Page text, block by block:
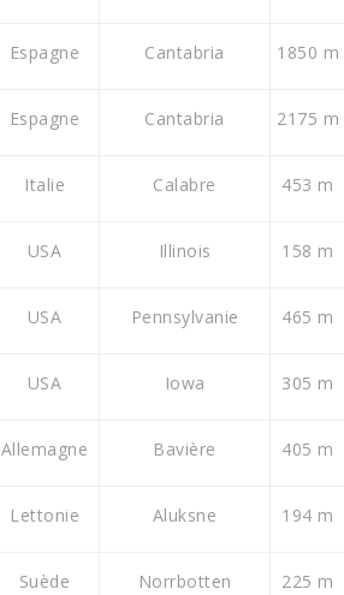
Espagne Cantabria 1850 m
Espagne Cantabria 2175 m
Italie Calabre 453 m
USA Illinois 158 m
USA Pennsylvanie 465 m
USA Iowa 305 m
Allemagne Bavière 405 m
Lettonie Aluksne 194 m
Suède Norrbotten 225 m